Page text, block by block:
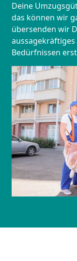
Deine
das können wir
übersenden wir
aussagekräftiges
Bedürfnissen